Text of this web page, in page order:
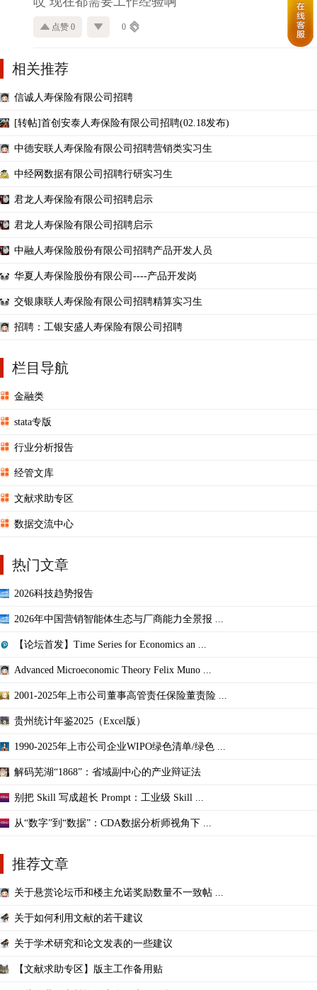
点赞 0 0
相关推荐
信诚人寿保险有限公司招聘
[转帖]首创安泰人寿保险有限公司招聘(02.18发布)
中德安联人寿保险有限公司招聘营销类实习生
中经网数据有限公司招聘行研实习生
君龙人寿保险有限公司招聘启示
君龙人寿保险有限公司招聘启示
中融人寿保险股份有限公司招聘产品开发人员
华夏人寿保险股份有限公司----产品开发岗
交银康联人寿保险有限公司招聘精算实习生
招聘：工银安盛人寿保险有限公司招聘
栏目导航
金融类
stata专版
行业分析报告
经管文库
文献求助专区
数据交流中心
热门文章
2026科技趋势报告
2026年中国营销智能体生态与厂商能力全景报 ...
【论坛首发】Time Series for Economics an ...
Advanced Microeconomic Theory Felix Muno ...
2001-2025年上市公司董事高管责任保险董责险 ...
贵州统计年鉴2025（Excel版）
1990-2025年上市公司企业WIPO绿色清单/绿色 ...
解码芜湖“1868”：省域副中心的产业辩证法
别把 Skill 写成超长 Prompt：工业级 Skill ...
从“数字”到“数据”：CDA数据分析师视角下 ...
推荐文章
关于悬赏论坛币和楼主允诺奖励数量不一致帖 ...
关于如何利用文献的若干建议
关于学术研究和论文发表的一些建议
【文献求助专区】版主工作备用贴